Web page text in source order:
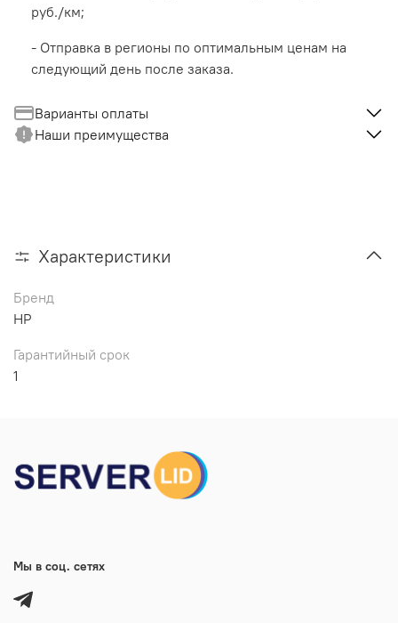
руб./км;
- Отправка в регионы по оптимальным ценам на
следующий день после заказа.
Варианты оплаты
Наши преимущества
Характеристики
Бренд
HP
Гарантийный срок
1
Мы в соц. сетях